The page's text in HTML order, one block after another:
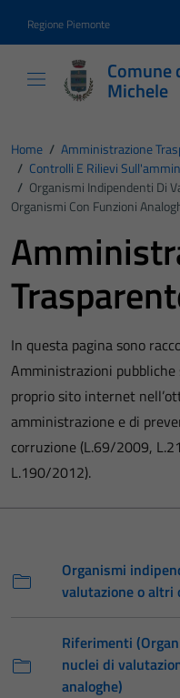
Regione Piemonte
Comune
Michele
Home / Amministrazione
/ Controlli E Rilievi
/ Organismi Indipendenti Di
Organismi Con Funzioni
In questa pagina sono
Amministrazioni
proprio sito internet
amministrazione e di
corruzione (L.69/2009,
L.190/2012).
Organismi
valutazione o altri
Riferimenti
nuclei di
analoghe)